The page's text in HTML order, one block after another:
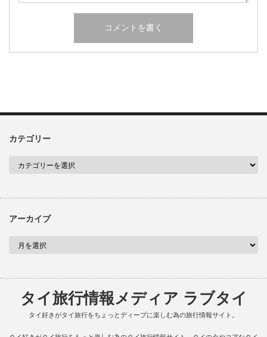
カテゴリー
アーカイブ
タイ旅行情報メディア ラブタイ
タイ好きがタイ旅行をちょっとディープに楽しむ為の旅行情報サイト。